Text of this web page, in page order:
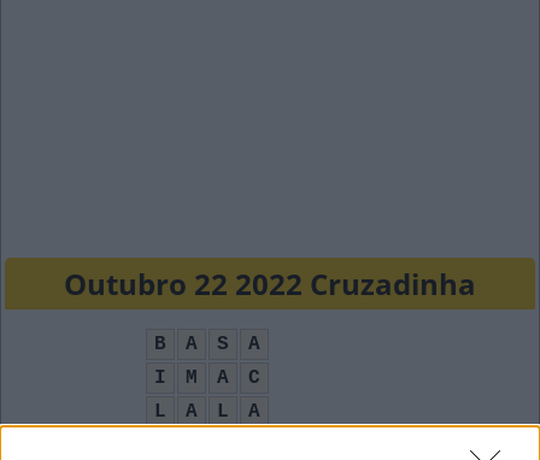
Outubro 22 2022 Cruzadinha
B A S
A
I
M A
C
L
A L
A